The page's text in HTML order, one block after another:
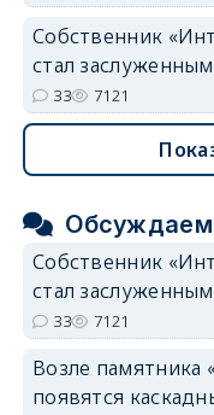
Собственник
стал
33 7121
Собственник
стал
33 7121
Возле памятника
появятся